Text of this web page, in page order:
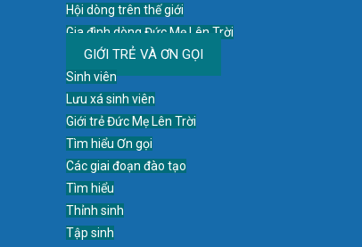
Hội dòng trên thế giới
Gia đình dòng Đức Mẹ Lên Trời
GIỚI TRẺ VÀ ƠN GỌI
Sinh viên
Lưu xá sinh viên
Giới trẻ Đức Mẹ Lên Trời
Tìm hiểu Ơn gọi
Các giai đoạn đào tạo
Tìm hiểu
Thỉnh sinh
Tập sinh